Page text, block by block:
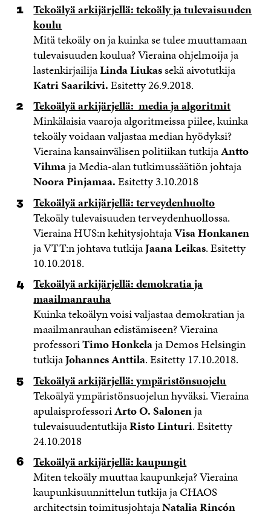
Tekoälyä arkijärjellä: tekoäly ja tulevaisuuden
koulu
Mitä tekoäly on ja kuinka se tulee muuttamaan
tulevaisuuden koulua? Vieraina ohjelmoija ja
lastenkirjailijaLinda Liukassekä aivotutkija
Katri Saarikivi.Esitetty 26.9.2018.
Tekoälyä arkijärjellä: media ja algoritmit
Minkälaisia vaaroja algoritmeissa piilee, kuinka
tekoäly voidaan valjastaa median hyödyksi?
Vieraina kansainvälisen politiikan tutkijaAntto
Vihmaja Media-alan tutkimussäätiön johtaja
Noora Pinjamaa.Esitetty 3.10.2018
Tekoälyä arkijärjellä: terveydenhuolto
Tekoäly tulevaisuuden terveydenhuollossa.
Vieraina HUS:n kehitysjohtajaVisa Honkanen
ja VTT:n johtava tutkijaJaana Leikas. Esitetty
10.10.2018.
Tekoälyä arkijärjellä: demokratia ja
maailmanrauha
Kuinka tekoälyn voisi valjastaa demokratian ja
maailmanrauhan edistämiseen? Vieraina
professoriTimo Honkelaja Demos Helsingin
tutkijaJohannes Anttila. Esitetty 17.10.2018.
Tekoälyä arkijärjellä: ympäristönsuojelu
Tekoälyä ympäristönsuojelun hyväksi. Vieraina
apulaisprofessoriArto O. Salonenja
tulevaisuudentutkijaRisto Linturi. Esitetty
24.10.2018
Tekoälyä arkijärjellä: kaupungit
Miten tekoäly muuttaa kaupunkeja? Vieraina
kaupunkisuunnittelun tutkija ja CHAOS
architectsin toimitusjohtajaNataliaRincón